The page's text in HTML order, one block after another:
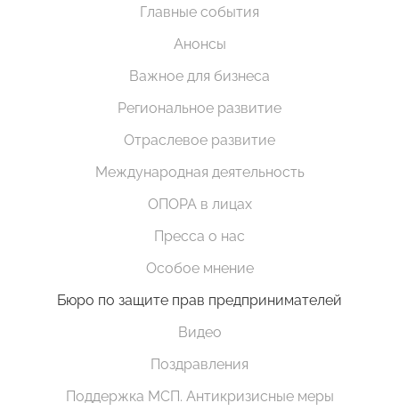
Главные события
Анонсы
Важное для бизнеса
Региональное развитие
Отраслевое развитие
Международная деятельность
ОПОРА в лицах
Пресса о нас
Особое мнение
Бюро по защите прав предпринимателей
Видео
Поздравления
Поддержка МСП. Антикризисные меры